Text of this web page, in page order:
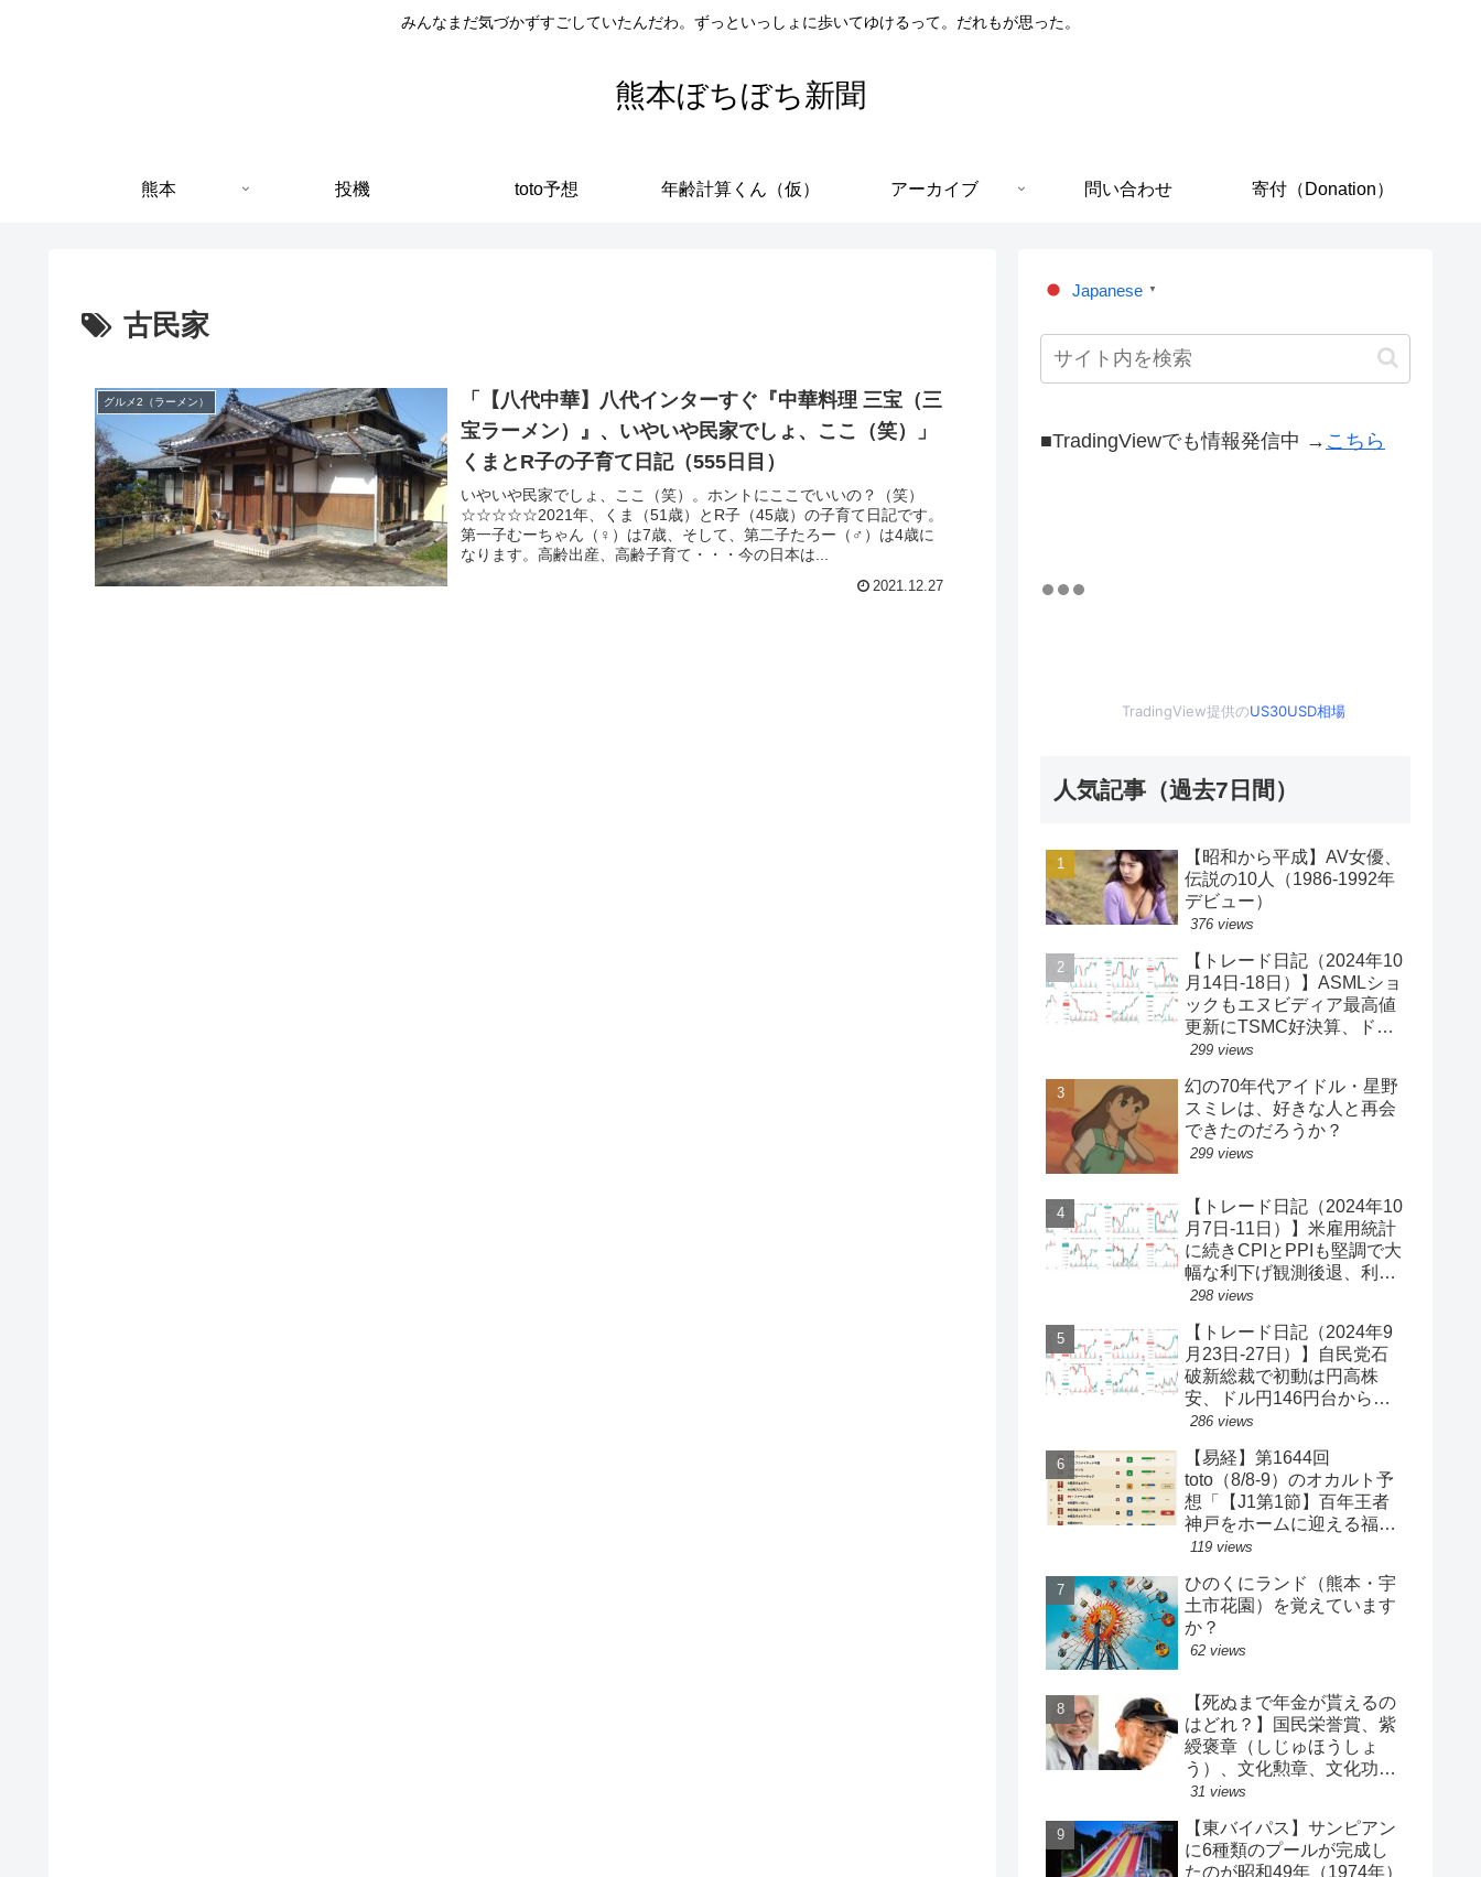
みんなまだ気づかずすごしていたんだわ。ずっといっしょに歩いてゆけるって。だれもが思った。
熊本ぼちぼち新聞
熊本 投機 toto予想 年齢計算くん（仮） アーカイブ 問い合わせ 寄付（Donation）
古民家
グルメ2（ラーメン）
「【八代中華】八代インターすぐ『中華料理 三宝（三
宝ラーメン）』、いやいや民家でしょ、ここ（笑）」
くまとR子の子育て日記（555日目）
いやいや民家でしょ、ここ（笑）。ホントにここでいいの？（笑）
☆☆☆☆☆2021年、くま（51歳）とR子（45歳）の子育て日記です。
第一子むーちゃん（♀）は7歳、そして、第二子たろー（♂）は4歳に
なります。高齢出産、高齢子育て・・・今の日本は...
2021.12.27
Japanese ▼
■TradingViewでも情報発信中 → こちら
TradingView提供のUS30USD相場
人気記事（過去7日間）
【昭和から平成】AV女優、
伝説の10人（1986-1992年
デビュー）
376 views
【トレード日記（2024年10
月14日-18日）】ASMLショ
ックもエヌビディア最高値
更新にTSMC好決算、ドル
円一時150円台、円安株高
340】
299 views
幻の70年代アイドル・星野
スミレは、好きな人と再会
できたのだろうか？
299 views
【トレード日記（2024年10
月7日-11日）】米雇用統計
に続きCPIとPPIも堅調で大
幅な利下げ観測後退、利回
り上昇・ドル買い、ダウと
円149円台【ゆるゆる投機
339】
298 views
【トレード日記（2024年9
月23日-27日）】自民党石
破新総裁で初動は円高株
安、ドル円146円台から一
気に142円台へ【ゆるゆる
286 views
【易経】第1644回
toto（8/8-9）のオカルト予
想「【J1第1節】百年王者
神戸をホームに迎える福岡
がまさかの…？！【J2第1
ルサ安部は？」
119 views
ひのくにランド（熊本・宇
土市花園）を覚えています
か？
62 views
【死ぬまで年金が貰えるの
はどれ？】国民栄誉賞、紫
綬褒章（しじゅほうしょ
う）、文化勲章、文化功労
者、芸術選奨…など【日本
31 views
【東バイパス】サンピアン
に6種類のプールが完成し
たのが昭和49年（1974年）